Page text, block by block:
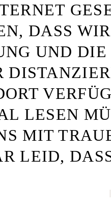
DASS
UND
LESEN
MIT
LEID,